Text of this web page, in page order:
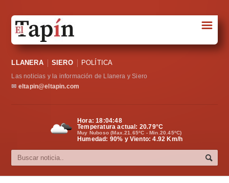
Sociedad
Política
Cultura
☰
LLANERA SIERO POLÍTICA
Las noticias y la información de Llanera y Siero
✉ eltapin@eltapin.com
Hora:18:04:49
Temperatura actual: 20.79°C
Muy Nuboso (Max.21.65ºC - Min.20.45ºC)
Humedad: 90% y Viento: 4.92 Km/h